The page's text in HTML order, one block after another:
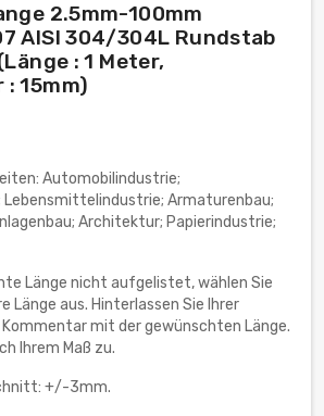
2.5mm-100mm
AISI 304/304L Rundstab
: 1 Meter,
15mm)
Automobilindustrie;
Lebensmittelindustrie; Armaturenbau;
Architektur; Papierindustrie;
Länge nicht aufgelistet, wählen Sie
Länge aus. Hinterlassen Sie Ihrer
mit der gewünschten Länge.
Ihrem Maß zu.
+/-3mm.